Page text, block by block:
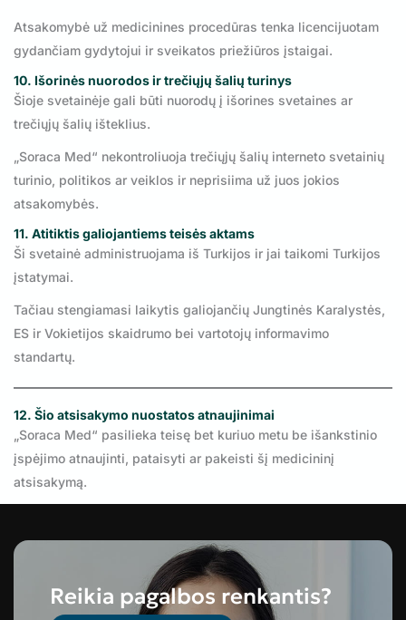
Atsakomybė už medicinines procedūras tenka licencijuotam
gydančiam gydytojui ir sveikatos priežiūros įstaigai.
10. Išorinės nuorodos ir trečiųjų šalių turinys
Šioje svetainėje gali būti nuorodų į išorines svetaines ar
trečiųjų šalių išteklius.
„Soraca Med“ nekontroliuoja trečiųjų šalių interneto svetainių
turinio, politikos ar veiklos ir neprisiima už juos jokios
atsakomybės.
11. Atitiktis galiojantiems teisės aktams
Ši svetainė administruojama iš Turkijos ir jai taikomi Turkijos
įstatymai.
Tačiau stengiamasi laikytis galiojančių Jungtinės Karalystės,
ES ir Vokietijos skaidrumo bei vartotojų informavimo
standartų.
12. Šio atsisakymo nuostatos atnaujinimai
„Soraca Med“ pasilieka teisę bet kuriuo metu be išankstinio
įspėjimo atnaujinti, pataisyti ar pakeisti šį medicininį
atsisakymą.
Reikia pagalbos renkantis?